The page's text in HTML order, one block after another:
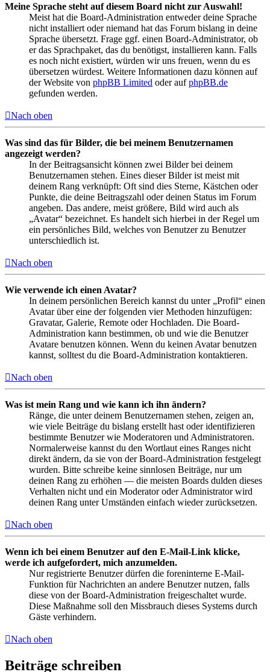
Meine Sprache steht auf diesem Board nicht zur Auswahl!
Meist hat die Board-Administration entweder deine Sprache
nicht installiert oder niemand hat das Forum bislang in deine
Sprache übersetzt. Frage ggf. einen Board-Administrator, ob
er das Sprachpaket, das du benötigst, installieren kann. Falls
es noch nicht existiert, würden wir uns freuen, wenn du es
übersetzen würdest. Weitere Informationen dazu können auf
der Website von phpBB Limited oder aufphpBB.de
gefunden werden.
Nach oben
Was sind das für Bilder, die bei meinem Benutzernamen
angezeigt werden?
In der Beitragsansicht können zwei Bilder bei deinem
Benutzernamen stehen. Eines dieser Bilder ist meist mit
deinem Rang verknüpft: Oft sind dies Sterne, Kästchen oder
Punkte, die deine Beitragszahl oder deinen Status im Forum
angeben. Das andere, meist größere, Bild wird auch als
„Avatar“ bezeichnet. Es handelt sich hierbei in der Regel um
ein persönliches Bild, welches von Benutzer zu Benutzer
unterschiedlich ist.
Nach oben
Wie verwende ich einen Avatar?
In deinem persönlichen Bereich kannst du unter „Profil“ einen
Avatar über eine der folgenden vier Methoden hinzufügen:
Gravatar, Galerie, Remote oder Hochladen. Die Board-
Administration kann bestimmen, ob und wie die Benutzer
Avatare benutzen können. Wenn du keinen Avatar benutzen
kannst, solltest du die Board-Administration kontaktieren.
Nach oben
Was ist mein Rang und wie kann ich ihn ändern?
Ränge, die unter deinem Benutzernamen stehen, zeigen an,
wie viele Beiträge du bislang erstellt hast oder identifizieren
bestimmte Benutzer wie Moderatoren und Administratoren.
Normalerweise kannst du den Wortlaut eines Ranges nicht
direkt ändern, da sie von der Board-Administration festgelegt
wurden. Bitte schreibe keine sinnlosen Beiträge, nur um
deinen Rang zu erhöhen — die meisten Boards dulden dieses
Verhalten nicht und ein Moderator oder Administrator wird
deinen Rang unter Umständen einfach wieder zurücksetzen.
Nach oben
Wenn ich bei einem Benutzer auf den E-Mail-Link klicke,
werde ich aufgefordert, mich anzumelden.
Nur registrierte Benutzer dürfen die foreninterne E-Mail-
Funktion für Nachrichten an andere Benutzer nutzen, falls
diese von der Board-Administration freigeschaltet wurde.
Diese Maßnahme soll den Missbrauch dieses Systems durch
Gäste verhindern.
Nach oben
Beiträge schreiben